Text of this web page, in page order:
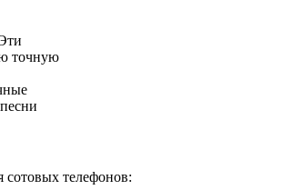
точную
телефонов: